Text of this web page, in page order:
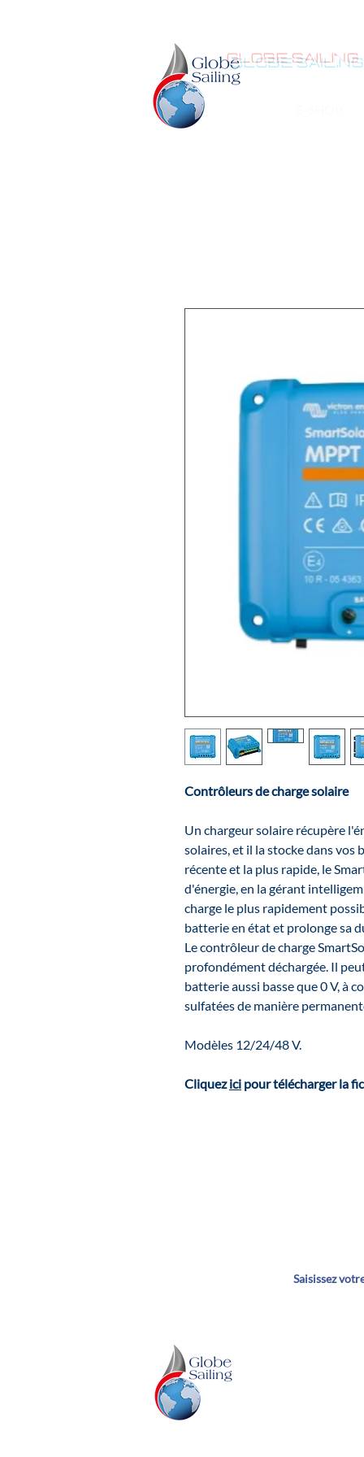
GLOBE SAILING
Contrôleurs de charge solaire
Un chargeur solaire récupère
solaires, et il la stocke dans
récente et la plus rapide, le
d'énergie, en la gérant
charge le plus rapidement
batterie en état et prolonge sa
Le contrôleur de charge
profondément déchargée. Il
batterie aussi basse que 0 V, à
sulfatées de manière
Modèles 12/24/48 V.
Cliquezici pour télécharger la
GLOBE SAILING